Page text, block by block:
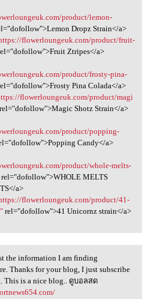
product/lemon-
Dropz Strain</a>
flowerloungeuk.com/product/fruit-
Ztripes</a>
product/frosty-pina-
Pina Colada</a>
flowerloungeuk.com/product/magi
Shotz Strain</a>
product/popping-
Candy</a>
product/whole-melts-
MELTS
a>
flowerloungeuk.com/product/41-
rel="dofollow">41 Unicornz strain</a>
the information
the information I am finding
Thanks for your blog, I just subscribe
This is a nice blog.. ดูบอลสด